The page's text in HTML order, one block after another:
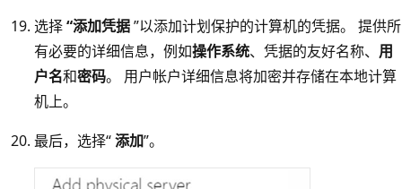
选择“添加凭据”以添加计划保护的计算机的凭据。 提供所
有必要的详细信息，例如操作系统、凭据的友好名称、 用
户名和密码。 用户帐户详细信息将加密并存储在本地计算
机上。
最后，选择“添加”。